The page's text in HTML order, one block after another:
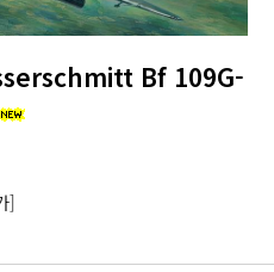
Bf 109G-
]